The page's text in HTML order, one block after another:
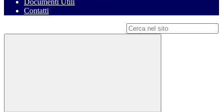
Documenti Utili
Contatti